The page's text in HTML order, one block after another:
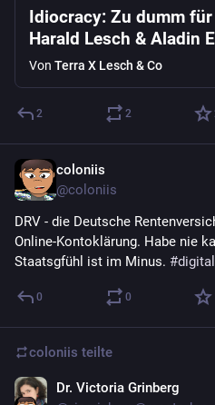
Idiocracy: Zu dumm für
Harald Lesch & Aladin
Von Terra X Lesch & Co
2 2
coloniis
@coloniis
DRV - die Deutsche
Online-Kontoklärung. Habe nie
Staatsgfühl ist im Minus. #digital
0 0
coloniis teilte
Dr. Victoria Grinberg